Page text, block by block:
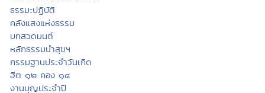
ธรรมะปฏิบัติ
คลังแสงแห่งธรรม
บทสวดมนต์
หลักธรรมนำสุขฯ
กรรมฐานประจำวันเกิด
ฮีต ๑๒ คอง ๑๔
งานบุญประจำปี